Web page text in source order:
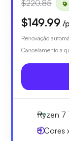
$220.85
$149.99 /
Renovação
Cancelamento a
Ryzen
8 Cores